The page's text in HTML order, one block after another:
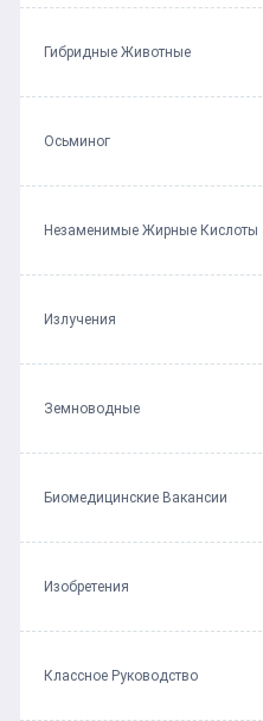
Гибридные Животные
Осьминог
Незаменимые Жирные Кислоты
Излучения
Земноводные
Биомедицинские Вакансии
Изобретения
Классное Руководство